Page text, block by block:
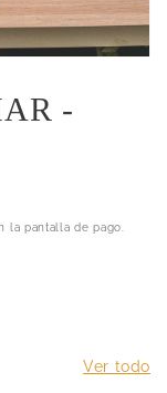
-
la pantalla de pago.
Ver todo